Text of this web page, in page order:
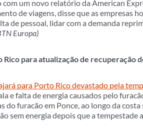
com um novo relatório da American
de viagens, disse que as empresas
de pessoal, lidar com a demanda
Europa)
Rico para atualização de recuperação
para Porto Rico devastado pela
e falta de energia causados pelo
do furacão em Ponce, ao longo da
sem energia depois que a tempestade